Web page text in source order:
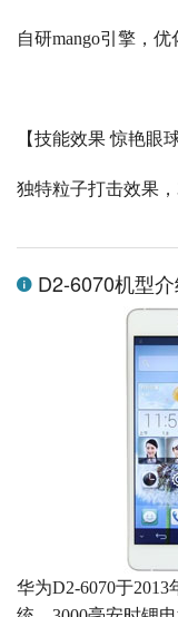
自研mango引擎，优
【技能效果 惊艳眼球
独特粒子打击效果，
D2-6070机型
华为D2-6070于